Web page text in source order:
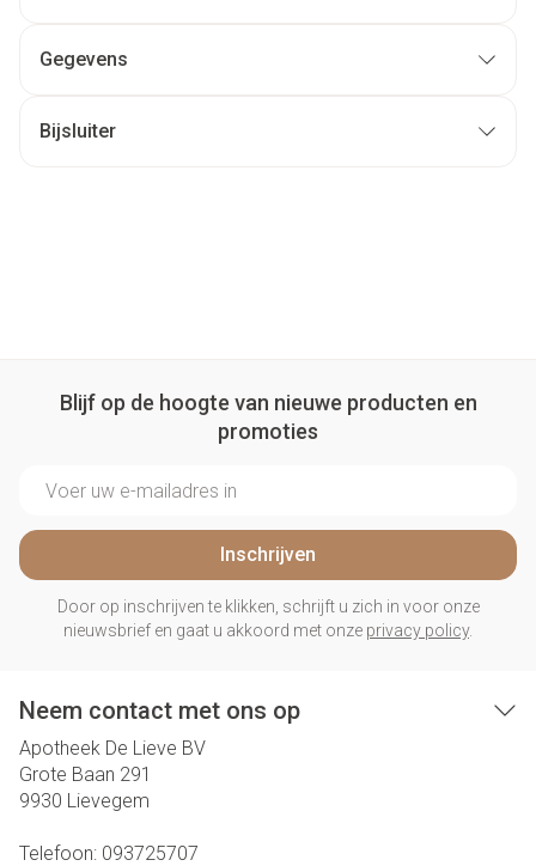
Gegevens
Bijsluiter
Blijf op de hoogte van nieuwe producten en
promoties
Inschrijven
Door op inschrijven te klikken, schrijft u zich in voor onze
nieuwsbrief en gaat u akkoord met onze privacy policy.
Neem contact met ons op
Apotheek De Lieve BV
Grote Baan 291
9930 Lievegem
Telefoon: 093725707